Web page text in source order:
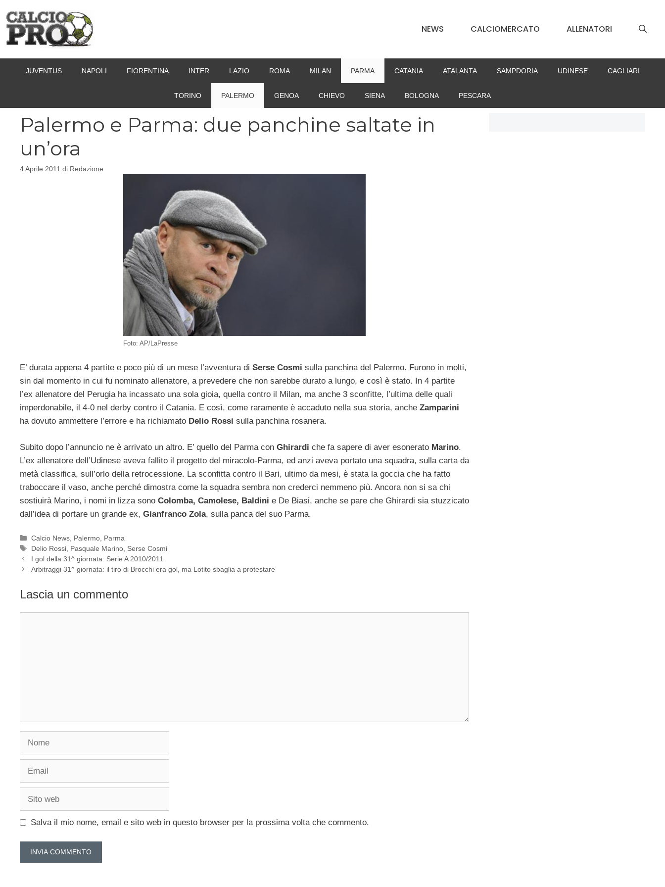
contenuto
NEWS CALCIOMERCATO ALLENATORI
JUVENTUS NAPOLI FIORENTINA INTER LAZIO ROMA MILAN PARMA CATANIA ATALANTA SAMPDORIA UDINESE CAGLIARI
TORINO PALERMO GENOA CHIEVO SIENA BOLOGNA PESCARA
Palermo e Parma: due panchine saltate in
un’ora
4 Aprile 2011 di Redazione
Foto: AP/LaPresse
E’ durata appena 4 partite e poco più di un mese l’avventura di Serse Cosmi sulla panchina del Palermo. Furono in molti,
sin dal momento in cui fu nominato allenatore, a prevedere che non sarebbe durato a lungo, e così è stato. In 4 partite
l’ex allenatore del Perugia ha incassato una sola gioia, quella contro il Milan, ma anche 3 sconfitte, l’ultima delle quali
imperdonabile, il 4-0 nel derby contro il Catania. E così, come raramente è accaduto nella sua storia, anche Zamparini
ha dovuto ammettere l’errore e ha richiamato Delio Rossi sulla panchina rosanera.
Subito dopo l’annuncio ne è arrivato un altro. E’ quello del Parma con Ghirardi che fa sapere di aver esonerato Marino.
L’ex allenatore dell’Udinese aveva fallito il progetto del miracolo-Parma, ed anzi aveva portato una squadra, sulla carta da
metà classifica, sull’orlo della retrocessione. La sconfitta contro il Bari, ultimo da mesi, è stata la goccia che ha fatto
traboccare il vaso, anche perché dimostra come la squadra sembra non crederci nemmeno più. Ancora non si sa chi
sostiuirà Marino, i nomi in lizza sono Colomba, Camolese, Baldini e De Biasi, anche se pare che Ghirardi sia stuzzicato
dall’idea di portare un grande ex, Gianfranco Zola, sulla panca del suo Parma.
Categorie
Calcio News Palermo Parma
Tag
Delio Rossi Pasquale Marino Serse Cosmi
I gol della 31^ giornata: Serie A 2010/2011
Arbitraggi 31^ giornata: il tiro di Brocchi era gol, ma Lotito sbaglia a protestare
Lascia un commento
Salva il mio nome, email e sito web in questo browser per la prossima volta che commento.